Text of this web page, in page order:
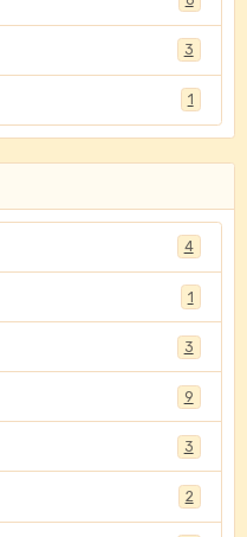
3
1
4
1
3
9
3
2